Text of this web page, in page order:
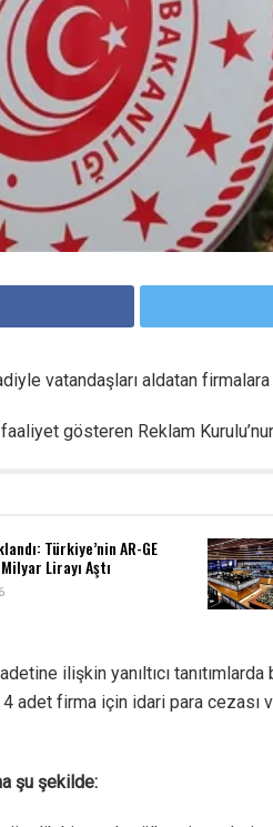
vatandaşları aldatan
gösteren Reklam
Türkiye’nin AR-GE
Lirayı Aştı
ilişkin yanıltıcı
adet firma için idari para cezası
şu şekilde: